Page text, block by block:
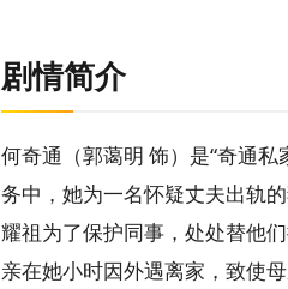
剧情简介
何奇通（郭蔼明 饰）是“奇通
务中，她为一名怀疑丈夫出轨
耀祖为了保护同事，处处替他
亲在她小时因外遇离家，致使